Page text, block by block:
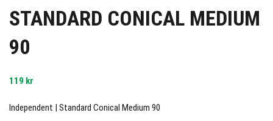
STANDARD CONICAL MEDIUM
90
119 kr
Independent | Standard Conical Medium 90